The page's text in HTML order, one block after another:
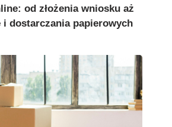
od złożenia wniosku aż
dostarczania papierowych